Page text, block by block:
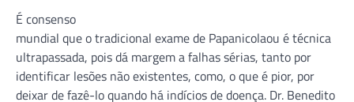
É consenso
mundial que o tradicional exame de Papanicolaou é técnica
ultrapassada, pois dá margem a falhas sérias, tanto por
identificar lesões não existentes, como, o que é pior, por
deixar de fazê-lo quando há indícios de doença. Dr. Benedito